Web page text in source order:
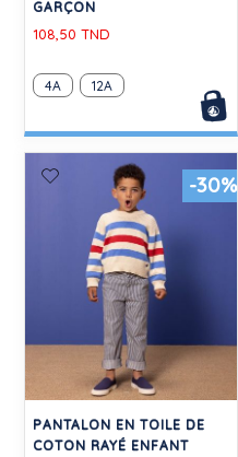
GARÇON
108,50 TND
4A 12A
-30%
PANTALON EN TOILE DE
COTON RAYÉ ENFANT